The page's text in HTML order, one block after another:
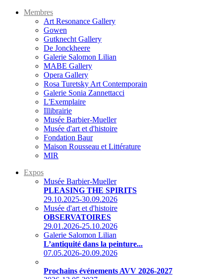
Membres
Art Resonance Gallery
Gowen
Gutknecht Gallery
De Jonckheere
Galerie Salomon Lilian
MABE Gallery
Opera Gallery
Rosa Turetsky Art Contemporain
Galerie Sonia Zannettacci
L'Exemplaire
Illibrairie
Musée Barbier-Mueller
Musée d'art et d'histoire
Fondation Baur
Maison Rousseau et Littérature
MIR
Expos
Musée Barbier-Mueller
PLEASING THE SPIRITS
29.10.2025-30.09.2026
Musée d'art et d'histoire
OBSERVATOIRES
29.01.2026-25.10.2026
Galerie Salomon Lilian
L’antiquité dans la peinture...
07.05.2026-20.09.2026
Prochains événements AVV 2026-2027